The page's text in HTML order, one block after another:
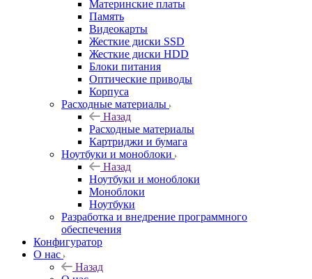
Материнские платы
Память
Видеокарты
Жесткие диски SSD
Жесткие диски HDD
Блоки питания
Оптические приводы
Корпуса
Расходные материалы
Назад
Расходные материалы
Картриджи и бумага
Ноутбуки и моноблоки
Назад
Ноутбуки и моноблоки
Моноблоки
Ноутбуки
Разработка и внедрение программного
обеспечения
Конфигуратор
О нас
Назад